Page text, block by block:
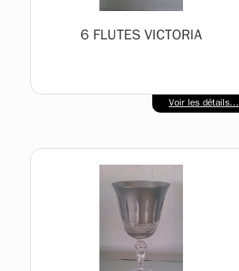
6 FLUTES VICTORIA
Voir les détails...